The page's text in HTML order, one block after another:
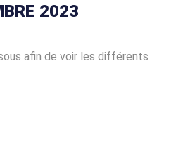
2023
afin de voir les différents